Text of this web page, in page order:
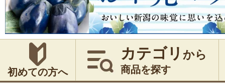
初めての方へ
カテゴリ から
商品を探す